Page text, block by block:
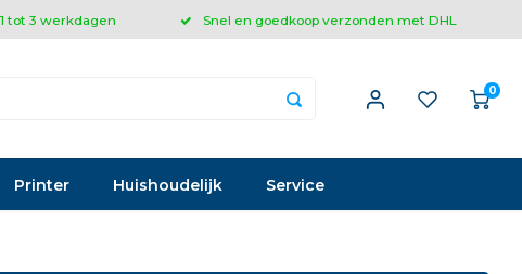
tot 3 werkdagen Snel en goedkoop verzonden met DHL
0
Printer Huishoudelijk Service